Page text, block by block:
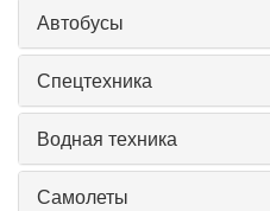
Автобусы
Спецтехника
Водная техника
Самолеты